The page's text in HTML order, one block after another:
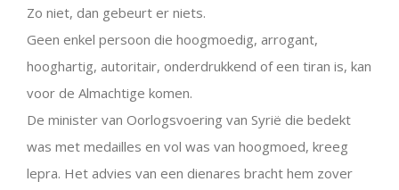
Zo niet, dan gebeurt er niets.
Geen enkel persoon die hoogmoedig, arrogant,
hooghartig, autoritair, onderdrukkend of een tiran is, kan
voor de Almachtige komen.
De minister van Oorlogsvoering van Syrië die bedekt
was met medailles en vol was van hoogmoed, kreeg
lepra. Het advies van een dienares bracht hem zover